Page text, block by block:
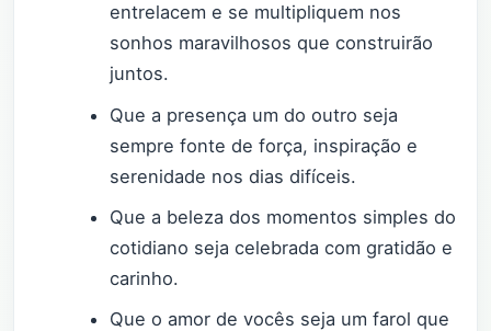
entrelacem e se multipliquem nos
sonhos maravilhosos que construirão
juntos.
Que a presença um do outro seja
sempre fonte de força, inspiração e
serenidade nos dias difíceis.
Que a beleza dos momentos simples do
cotidiano seja celebrada com gratidão e
carinho.
Que o amor de vocês seja um farol que